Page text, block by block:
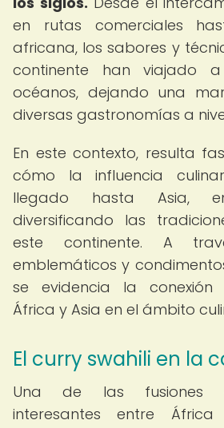
en rutas comerciales
africana, los sabores y
continente han viajado
océanos, dejando una
diversas gastronomías a
En este contexto, resulta
cómo la influencia
llegado hasta Asia,
diversificando las
este continente. A
emblemáticos y
se evidencia la conexión
África y Asia en el ámbito
El curry swahili en la
Una de las fusiones
interesantes entre